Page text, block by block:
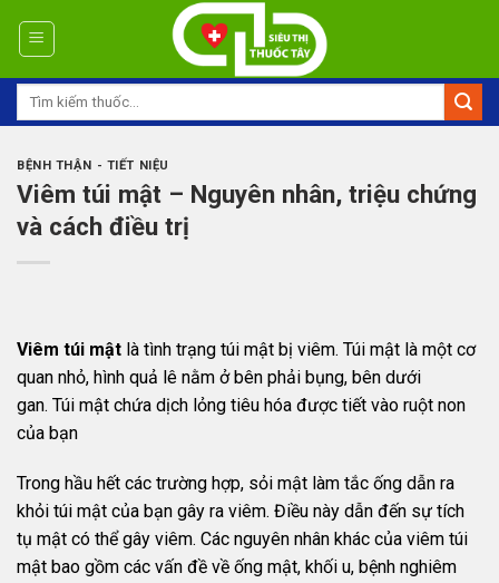
Tìm
BỆNH THẬN - TIẾT NIỆU
Viêm túi mật – Nguyên nhân, triệu chứng
và cách điều trị
Viêm túi mật là tình trạng túi mật bị viêm. Túi mật là một cơ
quan nhỏ, hình quả lê nằm ở bên phải bụng, bên dưới
gan. Túi mật chứa dịch lỏng tiêu hóa được tiết vào ruột non
của bạn
Trong hầu hết các trường hợp, sỏi mật làm tắc ống dẫn ra
khỏi túi mật của bạn gây ra viêm. Điều này dẫn đến sự tích
tụ mật có thể gây viêm. Các nguyên nhân khác của viêm túi
mật bao gồm các vấn đề về ống mật, khối u, bệnh nghiêm